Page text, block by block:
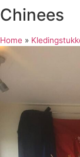
Chinees
Home »